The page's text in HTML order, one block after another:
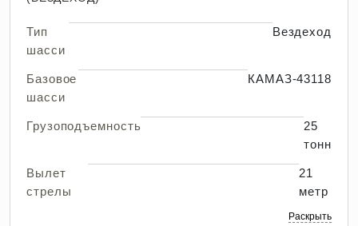
Тип
шасси
Вездеход
Базовое
шасси
КАМАЗ-43118
Грузоподъемность
25
тонн
Вылет
стрелы
21
метр
Раскрыть